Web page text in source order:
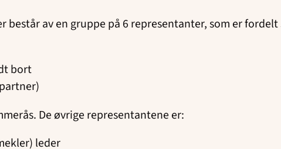
av en gruppe på 6 representanter, som er
bort
De øvrige representantene er:
leder